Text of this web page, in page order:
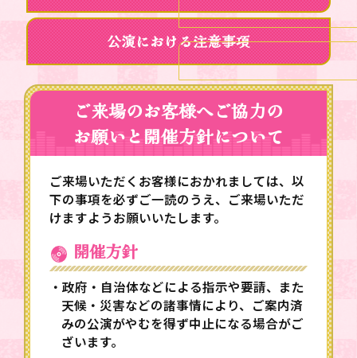
公演における注意事項
ご来場のお客様へご協力の
お願いと開催方針について
ご来場いただくお客様におかれましては、以
下の事項を必ずご一読のうえ、ご来場いただ
けますようお願いいたします。
開催方針
・政府・自治体などによる指示や要請、また
天候・災害などの諸事情により、ご案内済
みの公演がやむを得ず中止になる場合がご
ざいます。